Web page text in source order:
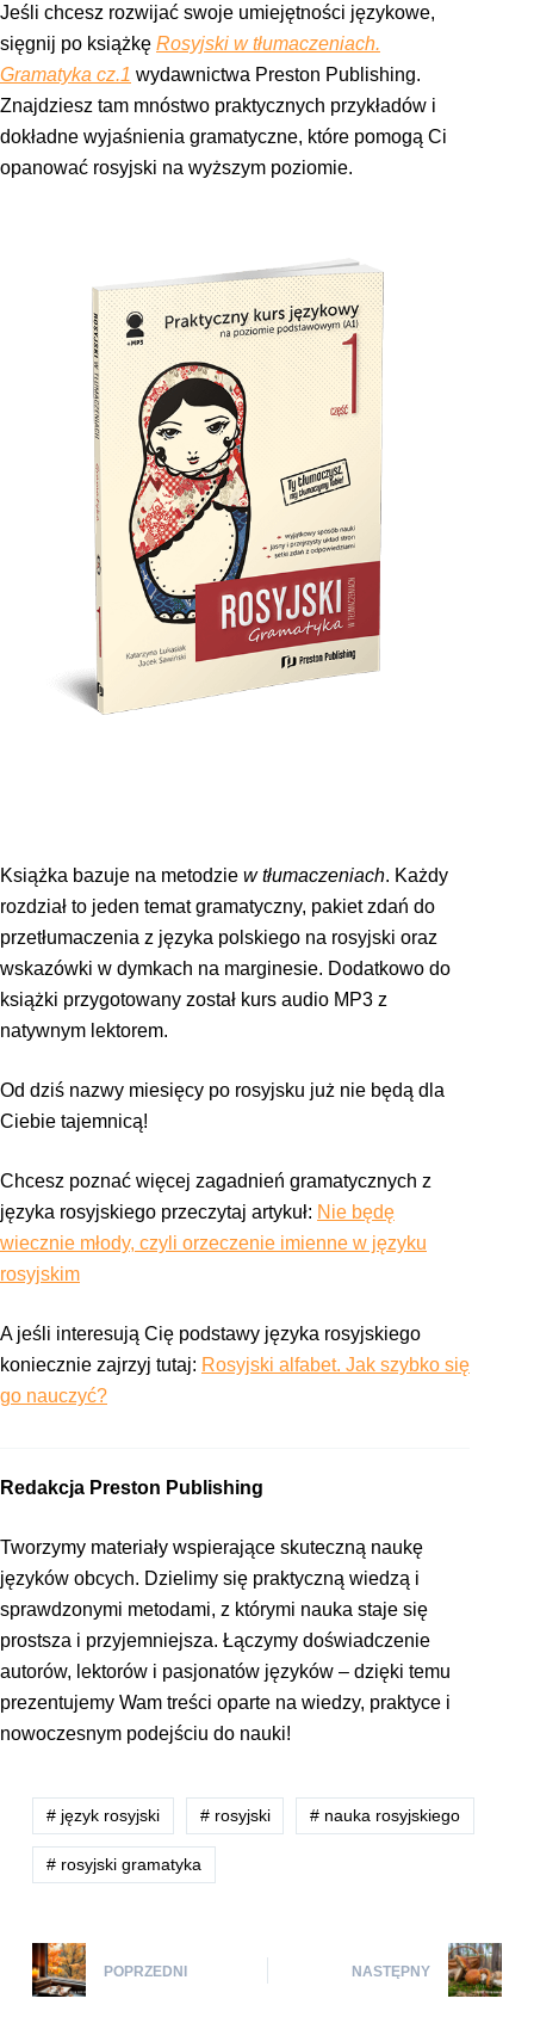
Jeśli chcesz rozwijać swoje umiejętności językowe,
sięgnij po książkę Rosyjski w tłumaczeniach.
Gramatyka cz.1 wydawnictwa Preston Publishing.
Znajdziesz tam mnóstwo praktycznych przykładów i
dokładne wyjaśnienia gramatyczne, które pomogą Ci
opanować rosyjski na wyższym poziomie.
Książka bazuje na metodzie w tłumaczeniach. Każdy
rozdział to jeden temat gramatyczny, pakiet zdań do
przetłumaczenia z języka polskiego na rosyjski oraz
wskazówki w dymkach na marginesie. Dodatkowo do
książki przygotowany został kurs audio MP3 z
natywnym lektorem.
Od dziś nazwy miesięcy po rosyjsku już nie będą dla
Ciebie tajemnicą!
Chcesz poznać więcej zagadnień gramatycznych z
języka rosyjskiego przeczytaj artykuł: Nie będę
wiecznie młody, czyli orzeczenie imienne w języku
rosyjskim
A jeśli interesują Cię podstawy języka rosyjskiego
koniecznie zajrzyj tutaj: Rosyjski alfabet. Jak szybko się
go nauczyć?
Redakcja Preston Publishing
Tworzymy materiały wspierające skuteczną naukę
języków obcych. Dzielimy się praktyczną wiedzą i
sprawdzonymi metodami, z którymi nauka staje się
prostsza i przyjemniejsza. Łączymy doświadczenie
autorów, lektorów i pasjonatów języków – dzięki temu
prezentujemy Wam treści oparte na wiedzy, praktyce i
nowoczesnym podejściu do nauki!
# język rosyjski # rosyjski # nauka rosyjskiego
# rosyjski gramatyka
POPRZEDNI NASTĘPNY